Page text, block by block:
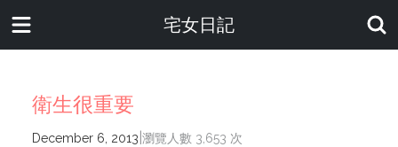
宅女日記
衛生很重要
December 6, 2013 瀏覽人數 3,653 次